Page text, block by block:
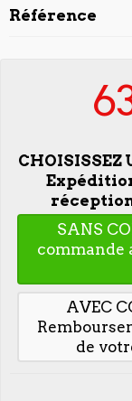
Référence
CHOISISSEZ
SANS
commande
AVEC
de